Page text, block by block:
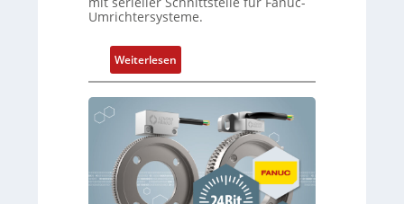
e
n
e
d
u
n
g
k
g
4
G
u
n
d
G
Umrichtersysteme.
Weiterlesen
D
r
e
h
g
b